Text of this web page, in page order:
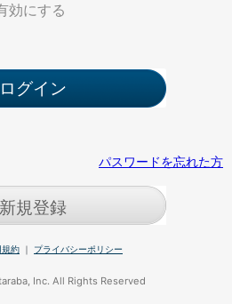
効にする
パスワードを忘れた方
新規登録
規約 ｜ プライバシーポリシー
Inc. All Rights Reserved